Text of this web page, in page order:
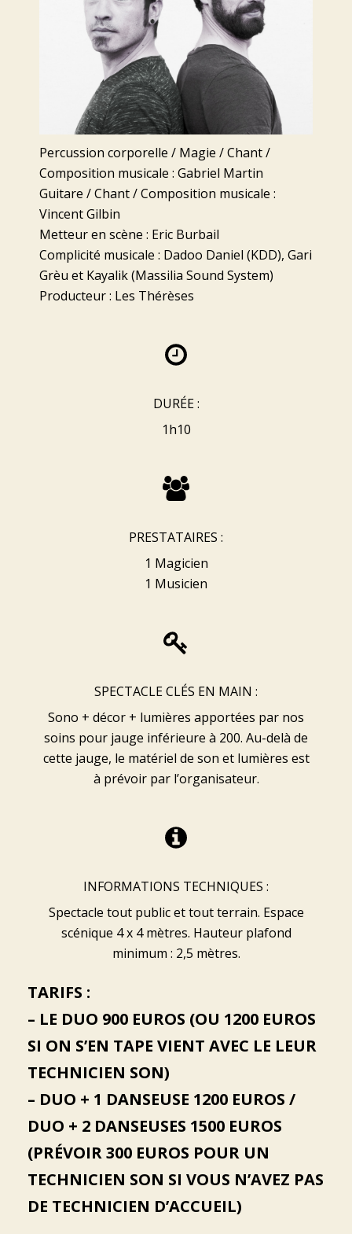
Percussion corporelle / Magie / Chant /
Composition musicale : Gabriel Martin
Guitare / Chant / Composition musicale :
Vincent Gilbin
Metteur en scène : Eric Burbail
Complicité musicale : Dadoo Daniel (KDD), Gari
Grèu et Kayalik (Massilia Sound System)
Producteur : Les Thérèses
DURÉE :
1h10
PRESTATAIRES :
1 Magicien
1 Musicien
SPECTACLE CLÉS EN MAIN :
Sono + décor + lumières apportées par nos
soins pour jauge inférieure à 200. Au-delà de
cette jauge, le matériel de son et lumières est
à prévoir par l’organisateur.
INFORMATIONS TECHNIQUES :
Spectacle tout public et tout terrain. Espace
scénique 4 x 4 mètres. Hauteur plafond
minimum : 2,5 mètres.
TARIFS :
– LE DUO 900 EUROS (OU 1200 EUROS
SI ON S’EN TAPE VIENT AVEC LE LEUR
TECHNICIEN SON)
– DUO + 1 DANSEUSE 1200 EUROS /
DUO + 2 DANSEUSES 1500 EUROS
(PRÉVOIR 300 EUROS POUR UN
TECHNICIEN SON SI VOUS N’AVEZ PAS
DE TECHNICIEN D’ACCUEIL)